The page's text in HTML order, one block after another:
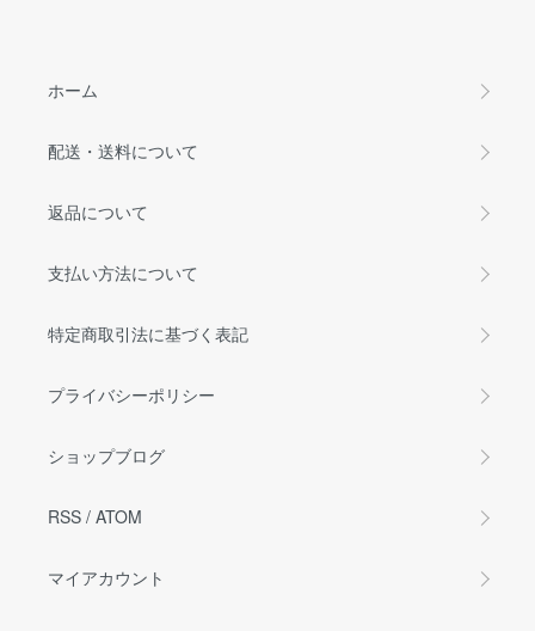
ホーム
配送・送料について
返品について
支払い方法について
特定商取引法に基づく表記
プライバシーポリシー
ショップブログ
RSS / ATOM
マイアカウント